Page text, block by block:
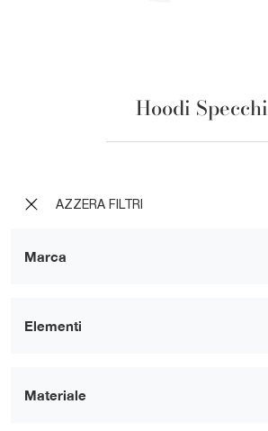
AZZERA FILTRI
Marca
Elementi
Materiale
Hoodi Specchi